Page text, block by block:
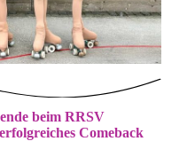
beim RRSV
Comeback